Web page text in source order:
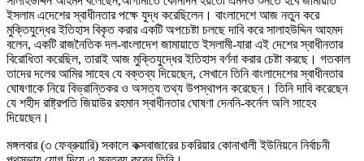
ইসলাম এদেশের স্বাধীনতার পক্ষে যুদ্ধ করেছিলেন। বাংলাদেশে আজ নতুন করে
মুক্তিযুদ্ধের ইতিহাস বিকৃত করার একটি অপচেষ্টা চলছে দাবি করে সালাহউদ্দিন আহমদ
বলেন, একটি রাজনৈতিক দল-বাংলাদেশ জামায়াতে ইসলামী-যারা এই দেশের স্বাধীনতার
বিরোধিতা করেছিল, তারাই আজ মুক্তিযুদ্ধের ইতিহাস বর্ণনা করার চেষ্টা করছে। গতকাল
তাদের দলের আমির সাহেব যে বক্তব্য দিয়েছেন, সেখানে তিনি বাংলাদেশের স্বাধীনতার
ঘোষণাকে নিয়ে বিভ্রান্তিকর ও অসত্য তথ্য উপস্থাপন করেছেন। তিনি দাবি করেছেন
যে শহীদ রাষ্ট্রপতি জিয়াউর রহমান স্বাধীনতার ঘোষণা দেননি-কর্নেল অলি সাহেব
দিয়েছেন।
মঙ্গলবার (৩ ফেব্রুয়ারি) সকালে কক্সবাজারের চকরিয়ার কোনাখালী ইউনিয়নে নির্বাচনী